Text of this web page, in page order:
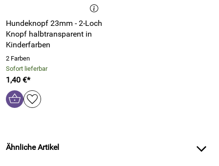
Hundeknopf 23mm - 2-Loch
Knopf halbtransparent in
Kinderfarben
2 Farben
Sofort lieferbar
1,40 €*
Ähnliche Artikel